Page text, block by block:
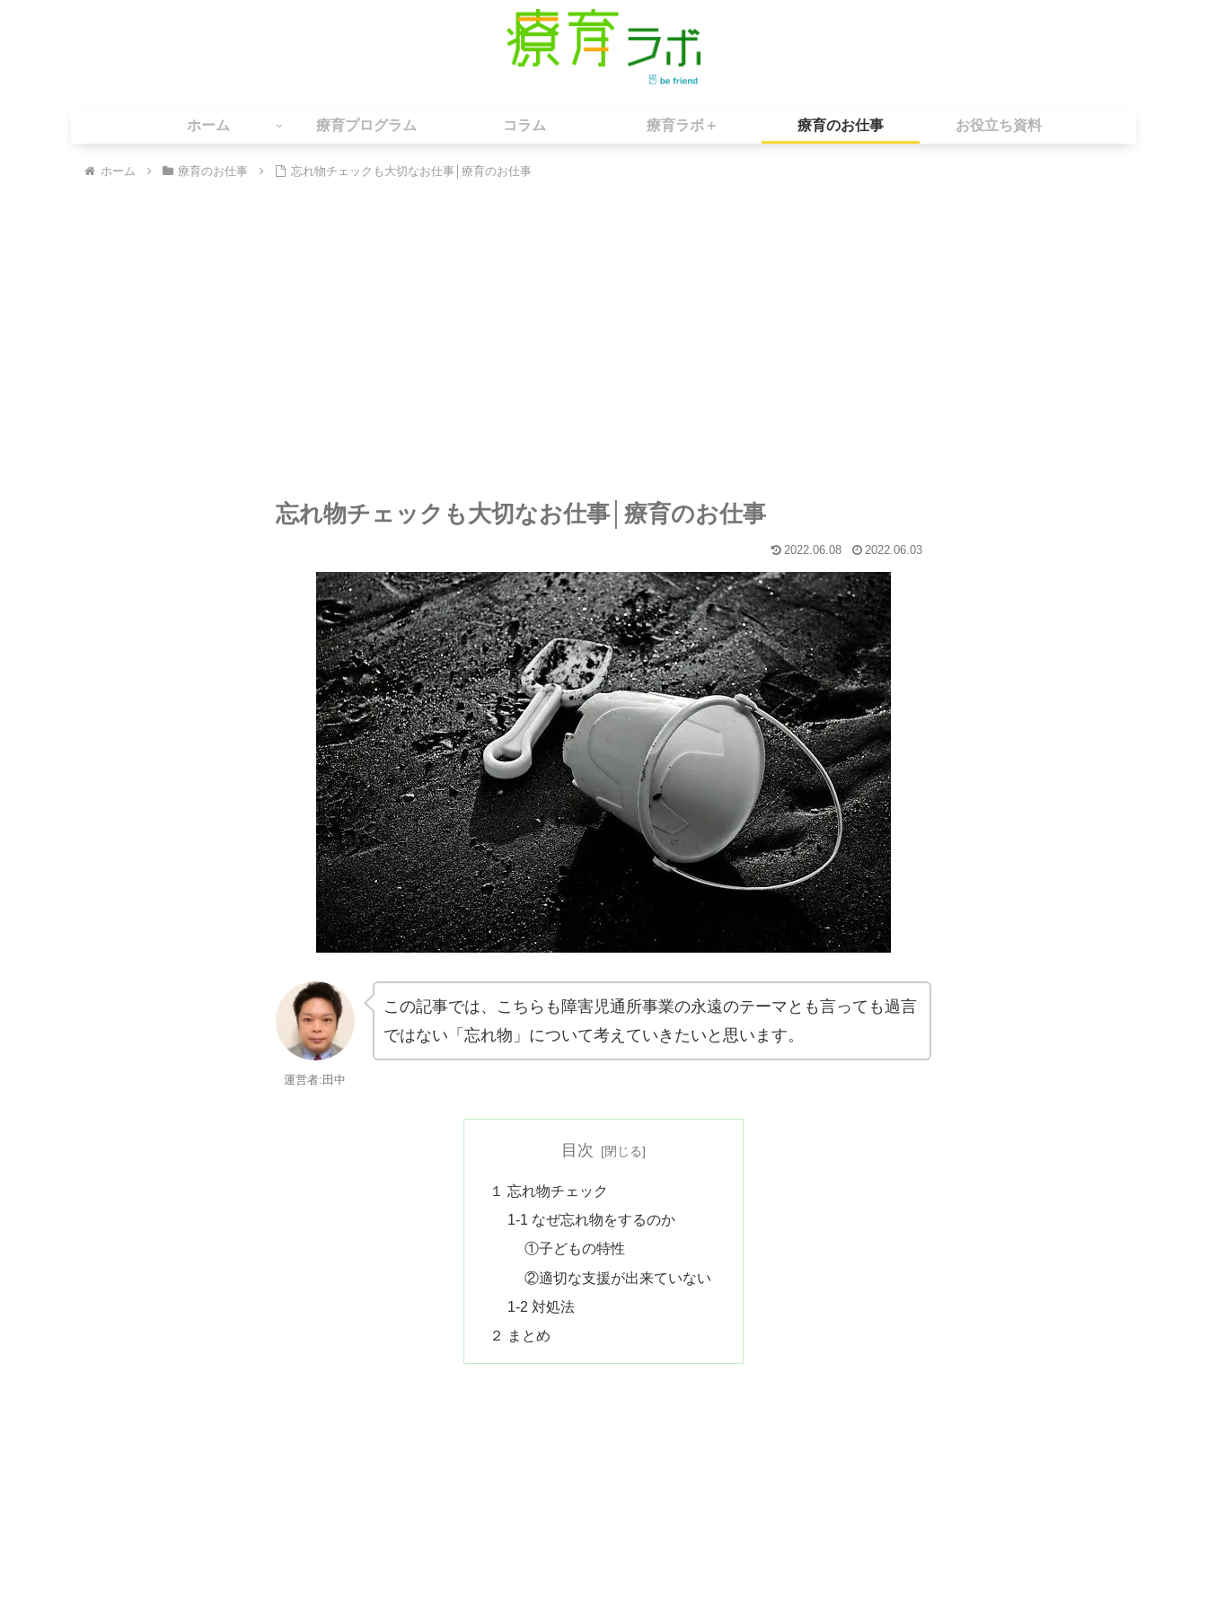
ホーム 療育プログラム コラム 療育ラボ＋ 療育のお仕事 お役立ち資料
ホーム 療育のお仕事 忘れ物チェックも大切なお仕事│療育のお仕事
忘れ物チェックも大切なお仕事│療育のお仕事
2022.06.08 2022.06.03
運営者:田中
この記事では、こちらも障害児通所事業の永遠のテーマとも言っても過言
ではない「忘れ物」について考えていきたいと思います。
目次
１ 忘れ物チェック
1-1 なぜ忘れ物をするのか
①子どもの特性
②適切な支援が出来ていない
1-2 対処法
２ まとめ